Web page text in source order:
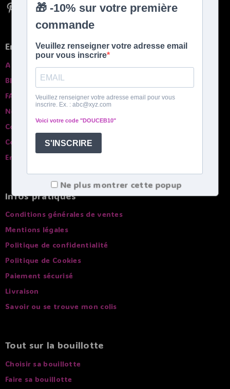
En savoir plus
A propros
Blog
FAQ
Nos garanties
Contactez-nous
Comparatif des bouillottes
English spoken
Infos pratiques
Conditions générales de ventes
Mentions légales
Politique de confidentialité
Politique de Cookies
Paiement sécurisé
Livraison
Savoir ou se trouve mon colis
Tout sur la bouillotte
Choisir sa bouillotte
Faire sa bouillotte
Ne plus montrer cette popup